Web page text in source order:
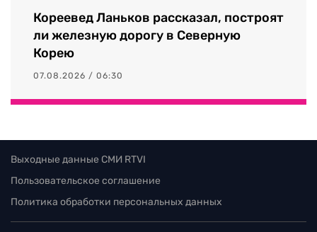
Кореевед Ланьков рассказал, построят
ли железную дорогу в Северную
Корею
07.08.2026 / 06:30
Выходные данные СМИ RTVI
Пользовательское соглашение
Политика обработки персональных данных